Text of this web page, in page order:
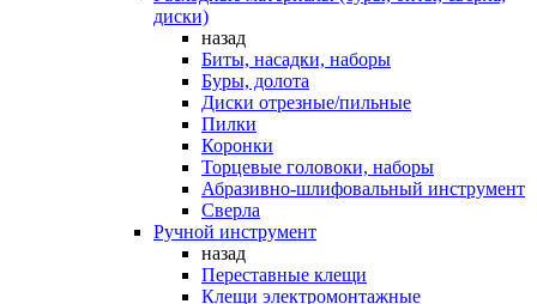
диски)
назад
Биты, насадки, наборы
Буры, долота
Диски отрезные/пильные
Пилки
Коронки
Торцевые головоки, наборы
Абразивно-шлифовальный инструмент
Сверла
Ручной инструмент
назад
Переставные клещи
Клещи электромонтажные